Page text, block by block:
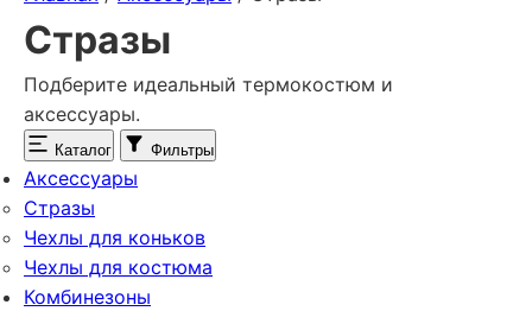
Стразы
Подберите идеальный термокостюм и
аксессуары.
Каталог Фильтры
Аксессуары
Стразы
Чехлы для коньков
Чехлы для костюма
Комбинезоны